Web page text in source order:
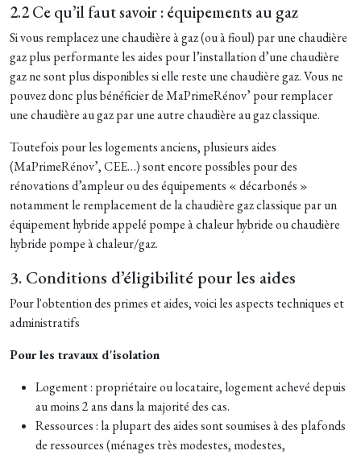
2.2 Ce qu’il faut savoir : équipements au gaz
Si vous remplacez une chaudière à gaz (ou à fioul) par une chaudière
gaz plus performante les aides pour l’installation d’une chaudière
gaz ne sont plus disponibles si elle reste une chaudière gaz. Vous ne
pouvez donc plus bénéficier de MaPrimeRénov’ pour remplacer
une chaudière au gaz par une autre chaudière au gaz classique.
Toutefois pour les logements anciens, plusieurs aides
(MaPrimeRénov’, CEE…) sont encore possibles pour des
rénovations d’ampleur ou des équipements « décarbonés »
notamment le remplacement de la chaudière gaz classique par un
équipement hybride appelé pompe à chaleur hybride ou chaudière
hybride pompe à chaleur/gaz.
3. Conditions d’éligibilité pour les aides
Pour l'obtention des primes et aides, voici les aspects techniques et
administratifs
Pour les travaux d'isolation
Logement : propriétaire ou locataire, logement achevé depuis
au moins 2 ans dans la majorité des cas.
Ressources : la plupart des aides sont soumises à des plafonds
de ressources (ménages très modestes, modestes,